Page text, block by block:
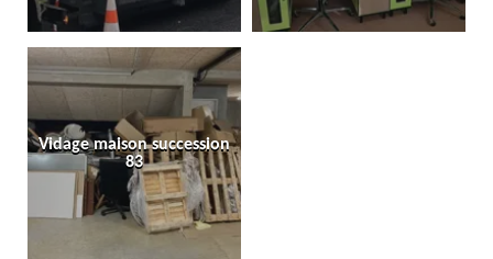
Vidage maison succession
83